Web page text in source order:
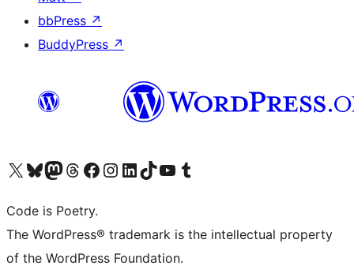
bbPress ↗
BuddyPress ↗
Visita il nostro account X (ex Twitter)
Visita il nostro account Bluesky
Visita il nostro account Mastodon
Visita il nostro account Threads
Visita la nostra pagina Facebook
Visita il nostro account Instagram
Visita il nostro account LinkedIn
Visita il nostro account TikTok
Visita il nostro canale YouTube
Visita il nostro account Tumblr
Code is Poetry.
The WordPress® trademark is the intellectual property
of the WordPress Foundation.